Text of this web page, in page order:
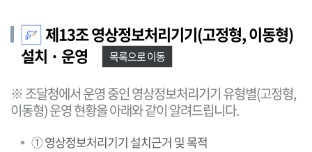
제13조 영상정보처리기기(고정형, 이동형)
설치 · 운영
목록으로 이동
※ 조달청에서 운영 중인 영상정보처리기기 유형별(고정형,
이동형) 운영 현황을 아래와 같이 알려드립니다.
① 영상정보처리기기 설치근거 및 목적